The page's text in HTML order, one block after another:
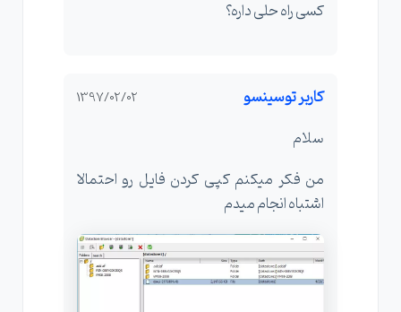
کسی راه حلی داره؟
کاربر توسینسو 1397/02/02
سلام
من فکر میکنم کپی کردن فایل رو احتمالا
اشتباه انجام میدم